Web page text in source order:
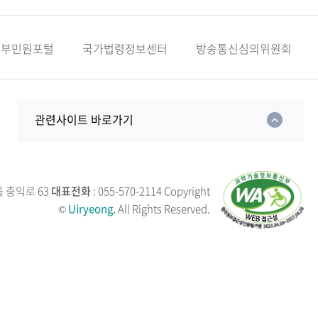
민원포털 국가법령정보센터 방송통신심의위원회
관련사이트 바로가기
충익로 63 대표전화: 055-570-2114Copyright
©Uiryeong.All Rights Reserved.